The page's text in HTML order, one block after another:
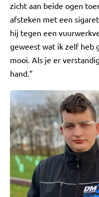
zicht aan beide ogen
afsteken met een
hij tegen een
geweest wat ik zelf heb
mooi. Als je er
hand.”